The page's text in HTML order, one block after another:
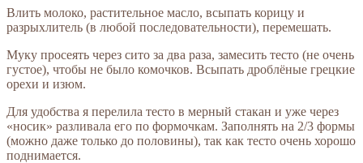
Влить молоко, растительное масло, всыпать корицу и
разрыхлитель (в любой последовательности), перемешать.
Муку просеять через сито за два раза, замесить тесто (не очень
густое), чтобы не было комочков. Всыпать дроблёные грецкие
орехи и изюм.
Для удобства я перелила тесто в мерный стакан и уже через
«носик» разливала его по формочкам. Заполнять на 2/3 формы
(можно даже только до половины), так как тесто очень хорошо
поднимается.